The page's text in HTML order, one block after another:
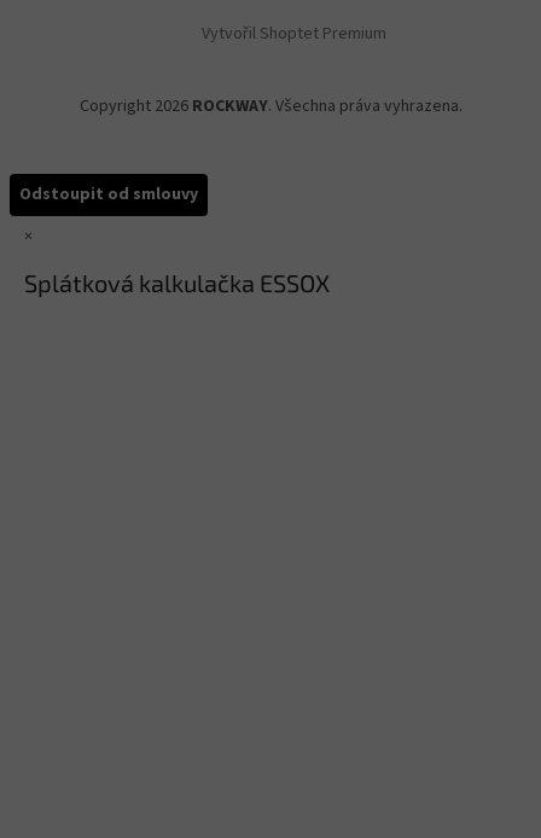
Vytvořil Shoptet Premium
Copyright 2026 ROCKWAY. Všechna práva vyhrazena.
Odstoupit od smlouvy
×
Splátková kalkulačka ESSOX